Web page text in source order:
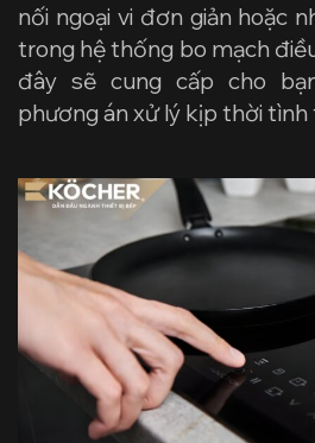
nối ngoại vi đơn giản hoặc
trong hệ thống bo mạch
đây sẽ cung cấp cho
phương án xử lý kịp thời tình